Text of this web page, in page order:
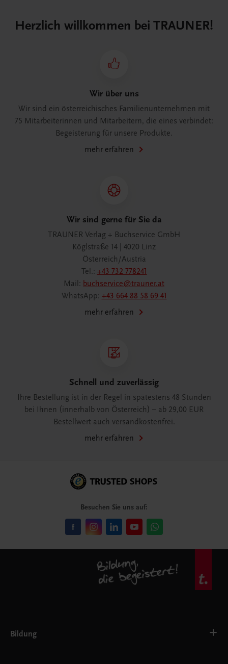
Herzlich willkommen bei TRAUNER!
Wir über uns
Wir sind ein österreichisches Familienunternehmen mit
75 Mitarbeiterinnen und Mitarbeitern, die eines verbindet:
Begeisterung für unsere Produkte.
mehr erfahren
Wir sind gerne für Sie da
TRAUNER Verlag + Buchservice GmbH
Köglstraße 14 | 4020 Linz
Österreich/Austria
Tel.: +43 732 778241
Mail: buchservice@trauner.at
WhatsApp: +43 664 88 58 69 41
mehr erfahren
Schnell und zuverlässig
Ihre Bestellung ist in der Regel in spätestens 48 Stunden
bei Ihnen (innerhalb von Österreich) – ab 29,00 EUR
Bestellwert auch versandkostenfrei.
mehr erfahren
Besuchen Sie uns auf:
Bildung